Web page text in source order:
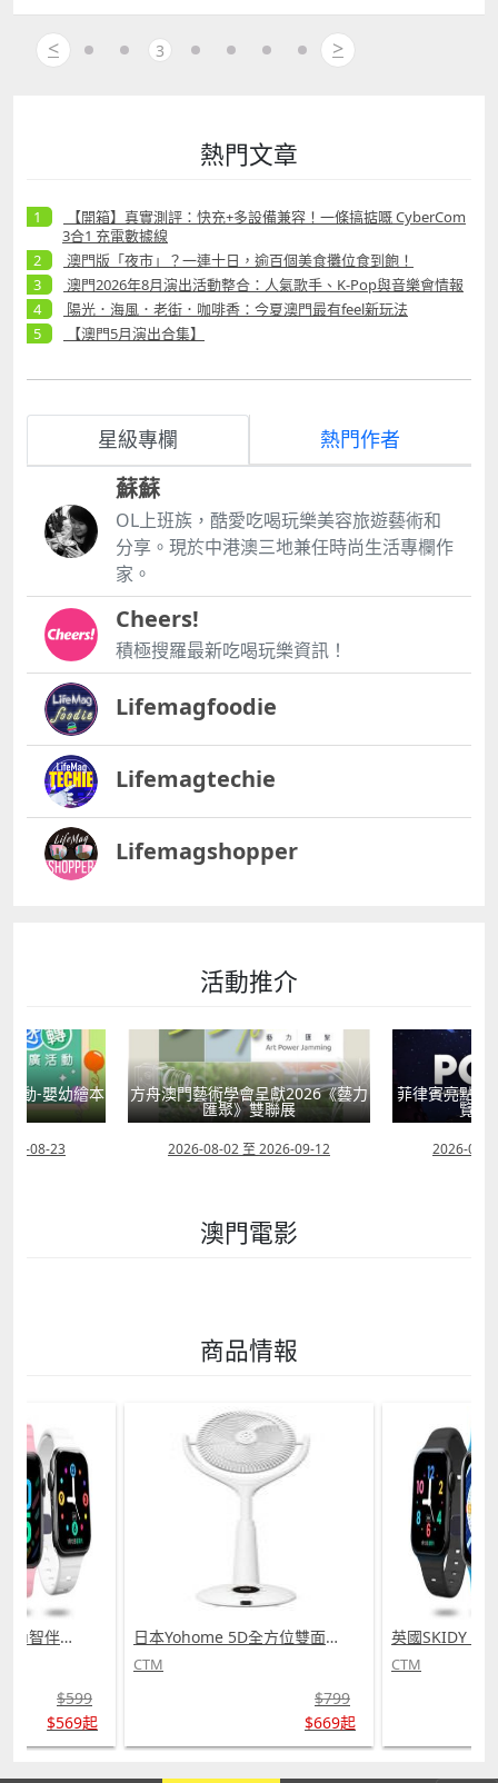
四年，十七歲的賈瑞通過國家武 術管理中心與澳門方面
的交流項目，以外援 的身份加入了澳門武術隊，身負眾
全身心的投入訓練，對外界的一 切干擾充耳不聞，只為
等待時機一雪前恥。 功夫不忘有心人，二零零五年，在
之姿在男子長拳項目的比賽中戰勝中國內地 的選手，一
舉奪冠。在澳門一戰成名，賈瑞 也正式開啟了在國際體
壇的十年輝煌。零六 年，第一次參加多哈亞運會，他憑
藉三個項 目的出色發揮，奪得澳門代表團唯一一塊銀
牌。零七年，賈瑞在棍術項目中戰勝 100 多 名來自世
界各地的能手，奪得自己的第一個 世界錦標賽金牌。零
會武術比賽， 取得銀牌。而在大家最為熟知的廣州亞運
金牌的境況，為澳門人奪得一塊寶貴 的金牌。二零一三
年，賈瑞攀上武術生涯的 高峰，親獲澳門特區政府頒發
的銀蓮花榮譽 勳章，得到意義非凡的榮譽與褒獎。 宣
佈退役 投身武術文化推廣 在二零一四年仁川亞運會
中，正值高峰 的賈瑞卻宣佈了驚人的消息，在完成這場
代 表澳門參加的第五十場國際賽事之後，他決 心結束
二十二年的武術運動員生涯，力求人 生全新的挑戰。
ldquo;即使離開了武術的競技前 線，無法縱向的為武
壇再添佳績，我依舊可 以活躍於武術的後臺，橫向推廣
武術文化， 為澳門本地的武術愛好者創造更好的環境。
rdquo; 一方面他選擇持續進修，在澳門修讀文化產 業
管理及武術的碩士雙學位，進行自我增值。 另一方面，
他開始組建自己的團隊並開辦相 關的武術課程，包括青
少年武術入門的培養 以及成年人的養身健康課堂等，希
望能與有 識之士通過專業能力，培養更多的武術教練
員和學子，授人以漁，讓更多人一起去推廣 武術。 對
他而言，能在運動生涯中取得優異的 成績，除了自己的
努力之外，亦與特區、中聯 辦給的支持分不開，他想將
這份幸運傳遞下 去，通過自己的平臺，盡可能的幫助熱
愛武術 的澳門青少年走出去，讓更多人認識、瞭解他
界冠軍的 他，亦加入世界冠軍聯合會，和國內體育明星
用體育的正能量和愛心為世界做點 事，用公益的形式推
廣中國武術。 迎接新挑戰 進入影視圈 近年來，退役體
育明星進入娛樂圈，在 電影、電視劇、綜藝中嶄露頭
角，活躍在大 眾面前的例子數不勝數，他們將體育風采
用 另一種形式延續下去，將體育精神帶入觀眾 的視
野。受人熟知的跳水王子田亮在二零零 七年退役之後則
品的拍攝， 更是憑藉在綜藝《爸爸去哪兒》中的可愛奶
爸形象收穫了眾人的喜愛，成為綜藝界的寵 兒。而同是
風采，強勁的體魄、不服輸不放 棄的精神都給觀眾留下
將其作為一種未來職業的選擇，這跟 澳門武術教學質量
的參差不齊有關係，而他 想要改變這一現狀：ldquo;
我希望通過線下與移 動互聯網的結合，將武術課程整體
的水平提 高，讓想學武術的孩子能更直接的學到更專
業、優質的內容，同時減少家長對武術的誤 區，給澳門
的青少年一個學武術的希望。 而談及此，同為體育明星
的賈瑞也頗 為贊同：ldquo;我覺得挺好的，運動員退
役之後 的生活一直都是大家的關注點，而體育運動 員
在退役之後主動的去尋找機會、去搭建平 臺，去做一些
其他方面的嘗試，是一個非常 有正能量的事，因為你敢
於拋下從前的光環、 敢於從零開始，這個行為本身就是
未退 役之前就曾被人建議投身影視界，而退役後 的賈
瑞表示只要有機會，自己會去嘗試：ldquo;運 動員就
是需要敢於嘗試、創新和突破自己， 我樂於去接受新的
挑戰，再加上本身這能從 另外一個範疇去幫助我現在的
擁有一套與眾不同的價值觀－品質、工藝、美感與原創
性。今天，在Tiffany amp; Co，女人幫的嘉賓們又會
規劃。一四年尾轉投人力資源範疇，任企業事務及宣傳
總監，致力為公司品牌作推廣。現職聚賢亞洲企業事務
公司打造新形象，推出市場。除此之外，她亦協助管理
數間飲食及娛樂場所的業務推廣。 作為一個時尚辣媽，
同時亦是個擁有事業心的女強人，何翠琪不僅要照顧兩
子，安排其生活起居，確保他們健康快樂的成長，亦要
兼顧處理好事業上的起伏發展。時間對於她而言並不是
難題，亦未在她的容顏上留下痕跡，反而更增一份韻味
亦來源於她對生活永遠的熱情和追求。 談到在聚賢亞洲
業生涯中，從最初在澳門永利市場部的文職工作，到之
後的公關工作，何翠琪學會了如何做市場推廣，亦對人
際關係的處理有自己的哲學，在積累了人脈的同時亦得
到了用時間打拼下來的無價經驗。一四年，需要時間照
顧孩子的何翠琪辭去已有的高層工作，準備做一名全職
媽媽，但在這時，她的朋友給她帶來另一個有建設性的
意見，希望她任職聚賢亞洲企業事務及宣傳的總監，這
份工作可以靈活處理時間，讓何翠琪在不影響照顧孩子
的同時，亦可兼顧事業。何翠琪考慮之後欣然接受，亦
未辜負好友的重任，做得有聲有色。 梁劍丹（Natalia
K.J.Leong）： 現任中國空軍藍天幼兒藝術團藝術指
導、中華民族文化促進會舞蹈藝術委員會委員（全
國）、中華少年舞團副團長（全國）、澳門少兒藝術團
團長兼藝術總監，梁劍丹亦是澳門培正中學舞蹈編導。
曾任中華兒童文化藝術促進會蒲公英（澳門）兒童文化
中心副主任和澳門特別行政區政府文化局澳門演藝學院
舞蹈學校舞蹈導師的她，同時師從梅派傳人李玉芙，是
澳門梅派第一人。 由於母親是舞蹈老師，梁劍丹從小就
和舞蹈結下不解之緣，僅中學二年級就為學校一千人的
開幕式創編部分的舞蹈片段。考入北京舞蹈學院後，更
頭前婀娜的姿態，都再一次提醒我她不僅是一名舞者也
種之一的京劇，毫無疑問是中國傳統文化代表之一，是
中國人眼中的國粹。和眾多深深著迷於京劇內涵的少年
人相同，梁劍丹亦從小喜歡京劇，小時候的她不時會做
一些模仿，然而苦於澳門沒有專業的京劇老師，京劇夢
想只能暫時擱淺。直到在北京求學期間，梁劍丹才第一
次接觸到系統的京劇訓練，在機緣巧合下成為了著名梅
人，每一個稱呼都對她的舞蹈生涯做瞭解釋，她亦全心
全意的詮釋著人生的每一個角色，用專業和善意幫助別
察選用的建築環保材料等。 靈動的雙眸，深邃的眼瞼，
巴掌大的小臉，張穎思的微笑讓我的呼吸都有些停頓，
著女人特有的嬌柔姿態，盡顯清純又不露俗套，談話間
帶有的理解和善意也讓我們的交流更為順暢。 大學畢業
後的張穎思最初走進的是金融行業，先後在會計和財務
公司上班，這兩項工作皆需要對賬目專心且細心，這也
讓她養成了對精確性的敏感和嚴格，並從做事的風格上
為她的人生打下第一層基石。在隨後的幾年裏，張穎思
轉戰地產和婚禮策劃行業，起初不善言辭的她也在和客
戶不斷的交流和溝通中得到改善，面對客人的需求，她
很快能夠做到專業而優質。後兩份工作無疑為她的短板
打了遮瑕，讓她掌握交流的藝術。機會總是留給有準備
的人，幾年的磨礪讓張穎思在各個行業都積累了一定的
人脈和經驗，獲得了澳門黎氏建築的行政總監的職位。
一揭曉答案？ 平時喜歡帶哪些珠寶首飾？ Annie：
Tiffany、香奈兒的珠寶首飾我很喜歡。 Natalia：
Tiffany、Chaumet的設計很獨特，Tiffany 鑰匙系列我
< 3 >
熱門文章
【開箱】真實測評：快充+多設備兼容！一條搞掂嘅 CyberCom
3合1 充電數據線
澳門版「夜市」？一連十日，逾百個美食攤位食到飽！
澳門2026年8月演出活動整合：人氣歌手、K-Pop與音樂會情報
陽光．海風．老街．咖啡香：今夏澳門最有feel新玩法
【澳門5月演出合集】
星級專欄 熱門作者
蘇蘇
OL上班族，酷愛吃喝玩樂美容旅遊藝術和
分享。現於中港澳三地兼任時尚生活專欄作
家。
Cheers!
積極搜羅最新吃喝玩樂資訊！
Lifemagfoodie
Lifemagtechie
Lifemagshopper
活動推介
動-嬰幼繪本
08-23
方舟澳門藝術學會呈獻2026《藝力
匯聚》雙聯展
2026-08-02 至 2026-09-12
菲律賓亮點文
覽會
2026-07-
澳門電影
商品情報
日本Yohome 5D全方位雙面雙葉對流淨化智能語音伸縮循環扇 PRO (需訂貨)
$799
$669起
英國SKIDY SmartEdu智伴高清流暢五重定位遠控180°旋攝雙向視頻海外適配兒童智能手錶PRO (需訂貨)
CTM
$599
$569起
CTM